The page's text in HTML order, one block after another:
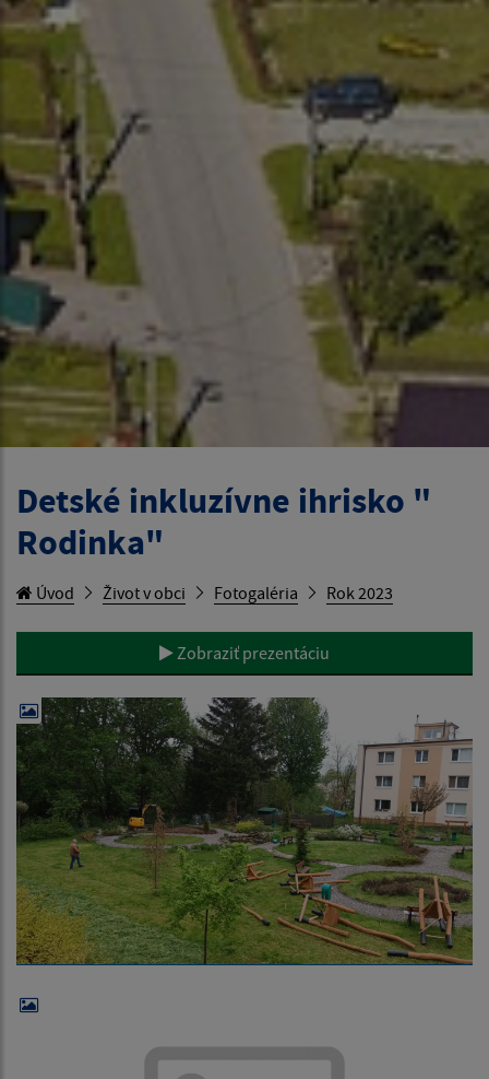
Detské inkluzívne ihrisko "
Rodinka"
Úvod Život v obci Fotogaléria Rok 2023
Zobraziť prezentáciu